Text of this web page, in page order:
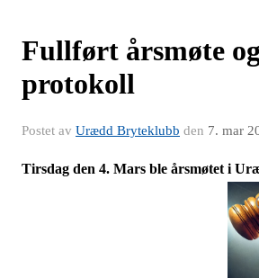
Fullført årsmøte
protokoll
Postet av Urædd Bryteklubb den 7. mar
Tirsdag den 4. Mars ble årsmøtet i